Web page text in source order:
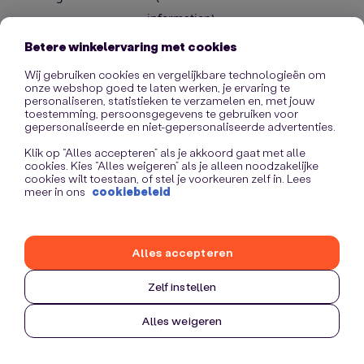
information).
Betere winkelervaring met cookies
Wij gebruiken cookies en vergelijkbare technologieën om
onze webshop goed te laten werken, je ervaring te
personaliseren, statistieken te verzamelen en, met jouw
toestemming, persoonsgegevens te gebruiken voor
gepersonaliseerde en niet-gepersonaliseerde advertenties.
Klik op “Alles accepteren” als je akkoord gaat met alle
cookies. Kies “Alles weigeren” als je alleen noodzakelijke
cookies wilt toestaan, of stel je voorkeuren zelf in. Lees
meer in ons cookiebeleid
Zelf instellen
Alles weigeren
Alles accepteren